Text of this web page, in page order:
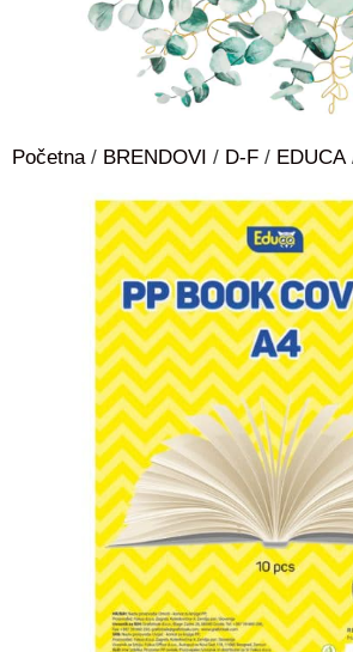
Početna/ BRENDOVI / D-F / EDUCA